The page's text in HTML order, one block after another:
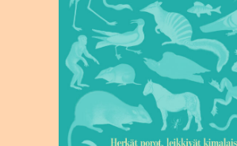
Salasana unohtunut?
Eikö sinulla ole tiliä?
Luo uusi tili